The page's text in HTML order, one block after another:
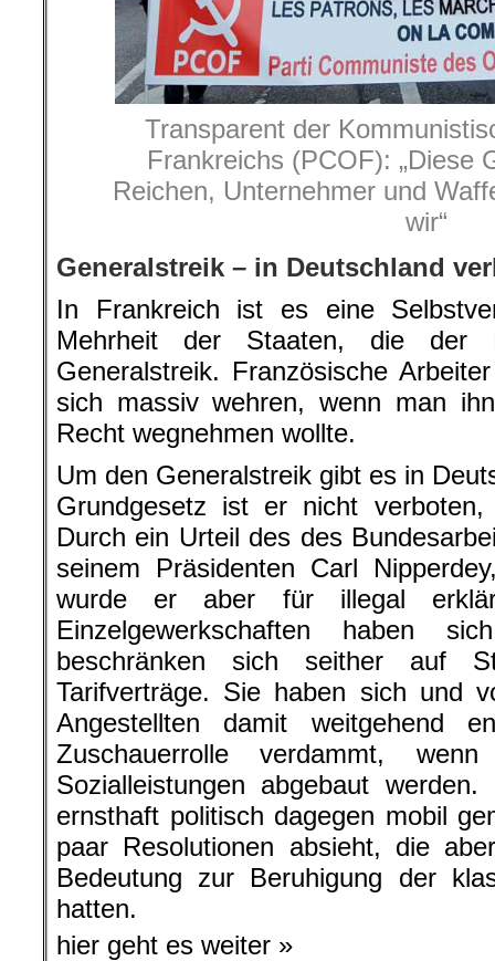
Transparent der
Frankreichs (PCOF): „Diese
Reichen, Unternehmer und
wir“
Generalstreik – in Deutschland
In Frankreich ist es eine
Mehrheit der Staaten, die der
Generalstreik. Französische
sich massiv wehren, wenn man
Recht wegnehmen wollte.
Um den Generalstreik gibt es in
Grundgesetz ist er nicht
Durch ein Urteil des des
seinem Präsidenten Carl
wurde er aber für illegal
Einzelgewerkschaften haben
beschränken sich seither auf
Tarifverträge. Sie haben sich und
Angestellten damit weitgehend
Zuschauerrolle verdammt,
Sozialleistungen abgebaut
ernsthaft politisch dagegen mobil
paar Resolutionen absieht, die
Bedeutung zur Beruhigung der
hatten.
hier geht es weiter »